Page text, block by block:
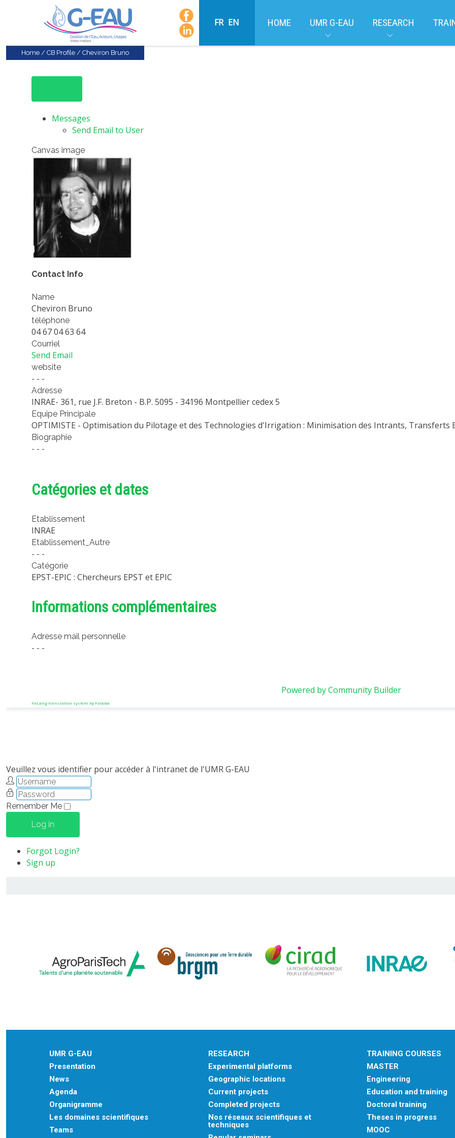
FR EN HOME UMR G-EAU RESEARCH
Home / CB Profile / Cheviron Bruno
Messages
Send Email to User
Canvas image
Contact Info
Name
Cheviron Bruno
tèléphone
04 67 04 63 64
Courriel
Send Email
website
- - -
Adresse
INRAE- 361, rue J.F. Breton - B.P. 5095 - 34196 Montpellier cedex 5
Equipe Principale
OPTIMISTE - Optimisation du Pilotage et des Technologies d'Irrigation : Minimisation des Intrants, Transferts
Biographie
- - -
Catégories et dates
Etablissement
INRAE
Etablissement_Autre
- - -
Catégorie
EPST-EPIC : Chercheurs EPST et EPIC
Informations complémentaires
Adresse mail personnelle
- - -
Powered by Community Builder
FaLang translation system by Faboba
Veuillez vous identifier pour accéder à l'intranet de l'UMR G-EAU
Remember Me
Log in
Forgot Login?
Sign up
UMR G-EAU
Presentation
News
Agenda
Organigramme
Les domaines scientifiques
Teams
RESEARCH
Experimental platforms
Geographic locations
Current projects
Completed projects
Nos réseaux scientifiques et
techniques
TRAINING COURSES
MASTER
Engineering
Education and training
Doctoral training
Theses in progress
MOOC